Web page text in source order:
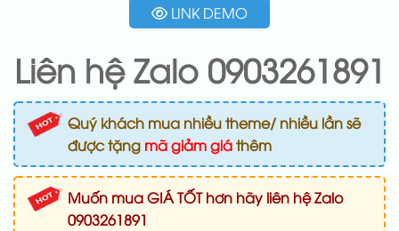
LINK DEMO
Liên hệ Zalo 0903261891
Quý khách mua nhiều theme/ nhiều lần sẽ
được tặng mã giảm giáthêm
Muốn mua GIÁ TỐT hơn hãy liên hệ Zalo
0903261891